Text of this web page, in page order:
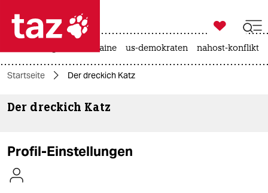
 taz zahl ich
taz zahl ich
themen

taz zahl ich
krieg in der ukraine us-demokraten nahost-konflikt
Startseite Der dreckich Katz
Der dreckich Katz
Profil-Einstellungen